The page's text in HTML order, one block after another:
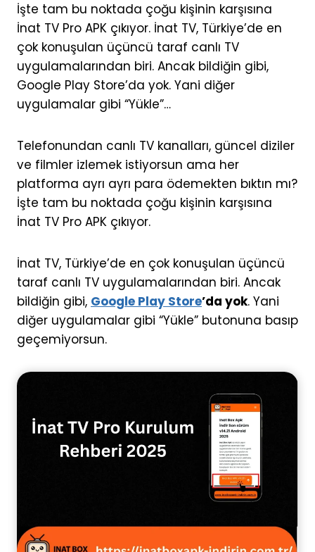
İşte tam bu noktada çoğu kişinin karşısına
İnat TV Pro APK çıkıyor. İnat TV, Türkiye’de en
çok konuşulan üçüncü taraf canlı TV
uygulamalarından biri. Ancak bildiğin gibi,
Google Play Store’da yok. Yani diğer
uygulamalar gibi “Yükle”…
Telefonundan canlı TV kanalları, güncel diziler
ve filmler izlemek istiyorsun ama her
platforma ayrı ayrı para ödemekten bıktın mı?
İşte tam bu noktada çoğu kişinin karşısına
İnat TV Pro APK çıkıyor.
İnat TV, Türkiye’de en çok konuşulan üçüncü
taraf canlı TV uygulamalarından biri. Ancak
bildiğin gibi, Google Play Store’da yok. Yani
diğer uygulamalar gibi “Yükle” butonuna basıp
geçemiyorsun.